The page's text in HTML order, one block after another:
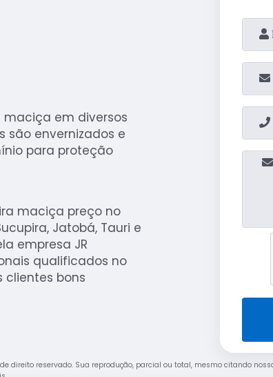
maciça em diversos
são envernizados e
para proteção
maciça preço no
Jatobá, Tauri e
empresa JR
qualificados no
clientes bons
de direito reservado. Sua reprodução, parcial ou total, mesmo citando